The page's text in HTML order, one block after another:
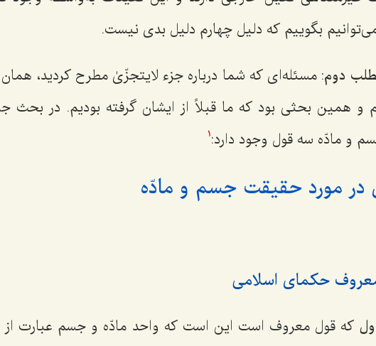
بگوییم که دلیل چهارم دلیل بدی نیست.
دوم: مسئله‌ای که شما درباره جزء لایتجزّیٰ مطرح کردید،
همین بحثی بود که ما قبلاً از ایشان گرفته بودیم. در بحث
و مادّه سه قول وجود دارد:1
در مورد حقیقت جسم و مادّه
که قول معروف است این است که واحد مادّه و جسم عبارت